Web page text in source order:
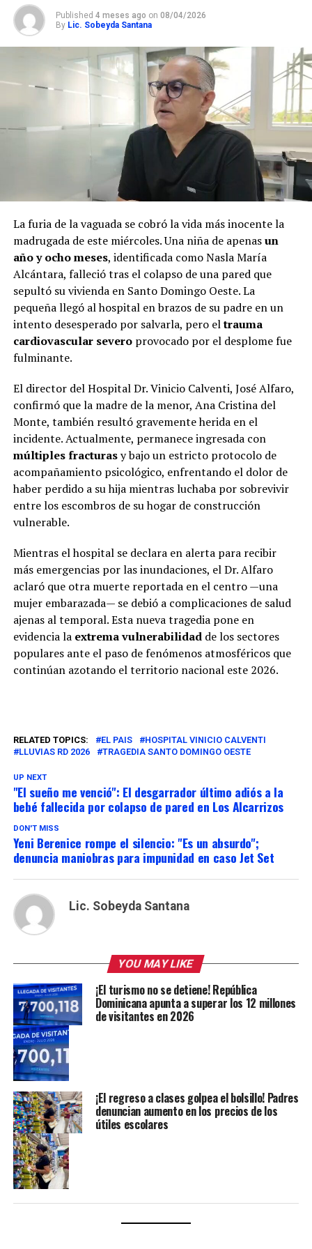
Published 4 meses ago on 08/04/2026
By Lic. Sobeyda Santana
La furia de la vaguada se cobró la vida más inocente la
madrugada de este miércoles. Una niña de apenasun
año y ocho meses, identificada como Nasla María
Alcántara, falleció tras el colapso de una pared que
sepultó su vivienda en Santo Domingo Oeste. La
pequeña llegó al hospital en brazos de su padre en un
intento desesperado por salvarla, pero eltrauma
cardiovascular severoprovocado por el desplome fue
fulminante.
El director del Hospital Dr. Vinicio Calventi, José Alfaro,
confirmó que la madre de la menor, Ana Cristina del
Monte, también resultó gravemente herida en el
incidente. Actualmente, permanece ingresada con
múltiples fracturasy bajo un estricto protocolo de
acompañamiento psicológico, enfrentando el dolor de
haber perdido a su hija mientras luchaba por sobrevivir
entre los escombros de su hogar de construcción
vulnerable.
Mientras el hospital se declara en alerta para recibir
más emergencias por las inundaciones, el Dr. Alfaro
aclaró que otra muerte reportada en el centro —una
mujer embarazada— se debió a complicaciones de salud
ajenas al temporal. Esta nueva tragedia pone en
evidencia la extrema vulnerabilidadde los sectores
populares ante el paso de fenómenos atmosféricos que
continúan azotando el territorio nacional este 2026.
RELATED TOPICS: EL PAIS
HOSPITAL VINICIO CALVENTI
LLUVIAS RD 2026
TRAGEDIA SANTO DOMINGO OESTE
UP NEXT
"El sueño me venció": El desgarrador último adiós a la
bebé fallecida por colapso de pared en Los Alcarrizos
DON'T MISS
Yeni Berenice rompe el silencio: "Es un absurdo";
denuncia maniobras para impunidad en caso Jet Set
Lic. Sobeyda Santana
YOU MAY LIKE
¡El turismo no se detiene! República
Dominicana apunta a superar los 12 millones
de visitantes en 2026
¡El regreso a clases golpea el bolsillo! Padres
denuncian aumento en los precios de los
útiles escolares